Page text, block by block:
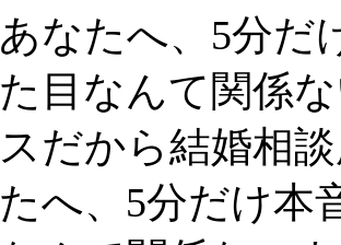
あなたへ、5分だ
た目なんて関係
スだから結婚相
たへ、5分だけ本